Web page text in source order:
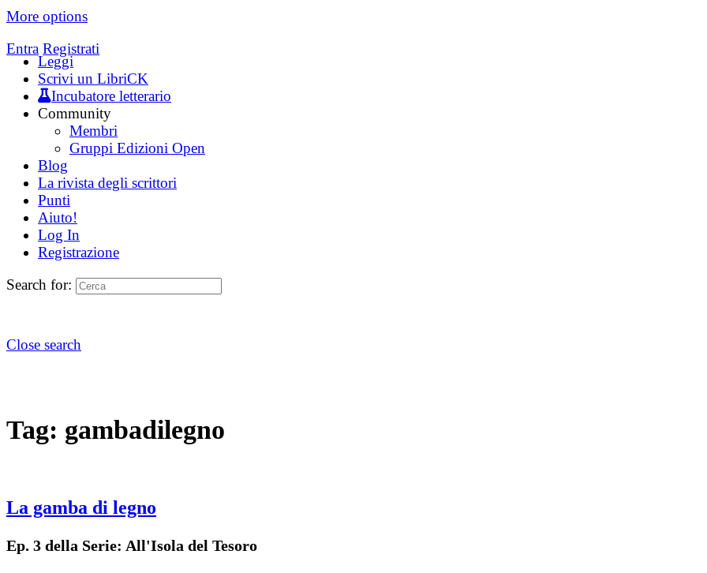
More options
Entra Registrati
Leggi
Scrivi un LibriCK
Incubatore letterario
Community
Membri
Gruppi Edizioni Open
Blog
La rivista degli scrittori
Punti
Aiuto!
Log In
Registrazione
Search for:
Close search
Tag: gambadilegno
La gamba di legno
Ep. 3 della Serie: All'Isola del Tesoro